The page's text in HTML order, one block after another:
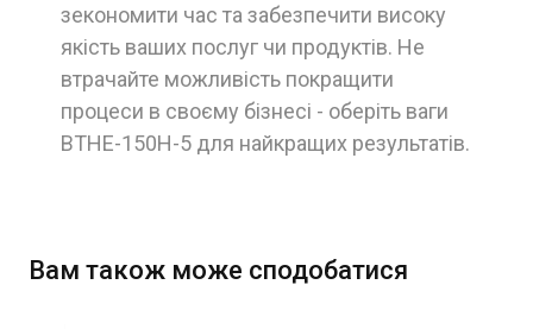
зекономити час та забезпечити високу
якість ваших послуг чи продуктів. Не
втрачайте можливість покращити
процеси в своєму бізнесі - оберіть ваги
ВТНЕ-150Н-5 для найкращих результатів.
Вам також може сподобатися